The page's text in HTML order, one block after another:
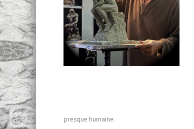
presque humaine.